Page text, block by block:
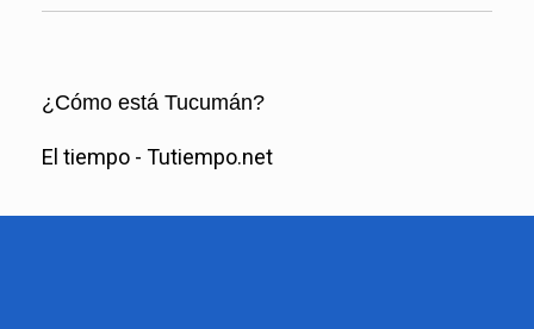
¿Cómo está Tucumán?
El tiempo - Tutiempo.net